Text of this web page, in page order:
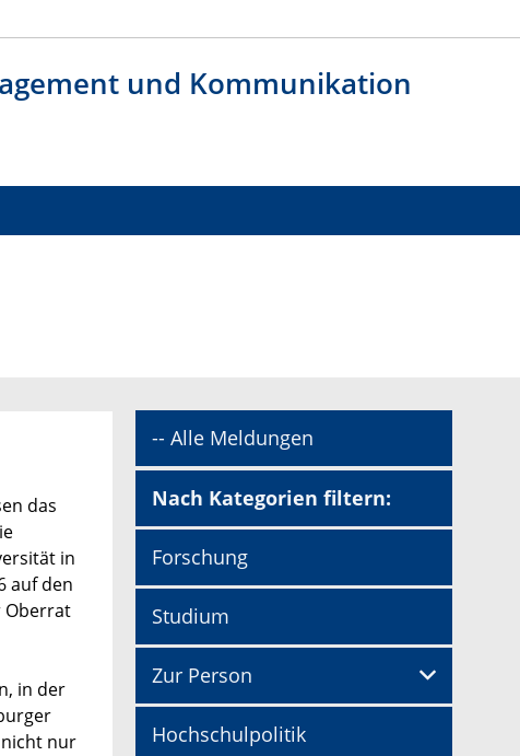
und Kommunikation
das
in
auf den
Oberrat
in der
nicht nur
-- Alle Meldungen
Nach Kategorien filtern:
Forschung
Studium
Zur Person
Hochschulpolitik